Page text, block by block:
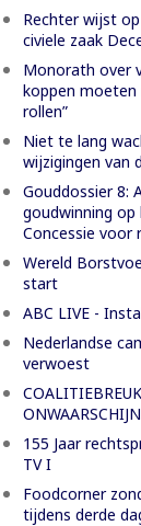
Rechter wijst
civiele zaak
Monorath over
koppen moeten
rollen”
Niet te lang
wijzigingen van
Gouddossier 8:
goudwinning op
Concessie voor
Wereld
start
ABC LIVE -
Nederlandse
verwoest
155 Jaar
TV I
Foodcorner
tijdens derde